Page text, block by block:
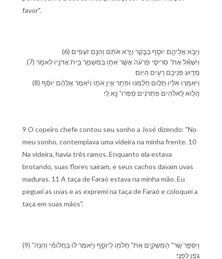
favor".
(6) וַ⁠יָּבֹ֧א אֲלֵי⁠הֶ֛ם יוֹסֵ֖ף בַּ⁠בֹּ֑קֶר וַ⁠יַּ֣רְא אֹתָ֔⁠ם וְ⁠הִנָּ֖⁠ם זֹעֲפִֽים׃
(7) וַ⁠יִּשְׁאַ֞ל אֶת־ סְרִיסֵ֣י פַרְעֹ֗ה אֲשֶׁ֨ר אִתּ֧⁠וֹ בְ⁠מִשְׁמַ֛ר בֵּ֥ית אֲדֹנָ֖י⁠ו לֵ⁠אמֹ֑ר
מַדּ֛וּעַ פְּנֵי⁠כֶ֥ם רָעִ֖ים הַ⁠יּֽוֹם׃
(8) וַ⁠יֹּאמְר֣וּ אֵלָ֔י⁠ו חֲל֣וֹם חָלַ֔מְנוּ וּ⁠פֹתֵ֖ר אֵ֣ין אֹת֑⁠וֹ וַ⁠יֹּ֨אמֶר אֲלֵ⁠הֶ֜ם יוֹסֵ֗ף
הֲ⁠ל֤וֹא לֵֽ⁠אלֹהִים֙ פִּתְרֹנִ֔ים סַפְּרוּ־ נָ֖א לִֽ⁠י׃
9 O copeiro chefe contou seu sonho a José dizendo: "No
meu sonho, contemplava uma videira na minha frente. 10
Na videira, havia três ramos. Enquanto ela estava
brotando, suas flores saíram, e seus cachos davam uvas
maduras. 11 A taça de Faraó estava na minha mão. Eu
peguei as uvas e as expremi na taça de Faraó e coloquei a
taça em suas mãos".
(9) וַ⁠יְסַפֵּ֧ר שַֽׂר־ הַ⁠מַּשְׁקִ֛ים אֶת־ חֲלֹמ֖⁠וֹ לְ⁠יוֹסֵ֑ף וַ⁠יֹּ֣אמֶר ל֔⁠וֹ בַּ⁠חֲלוֹמִ֕⁠י וְ⁠הִנֵּה־
גֶ֖פֶן לְ⁠פָנָֽ⁠י׃